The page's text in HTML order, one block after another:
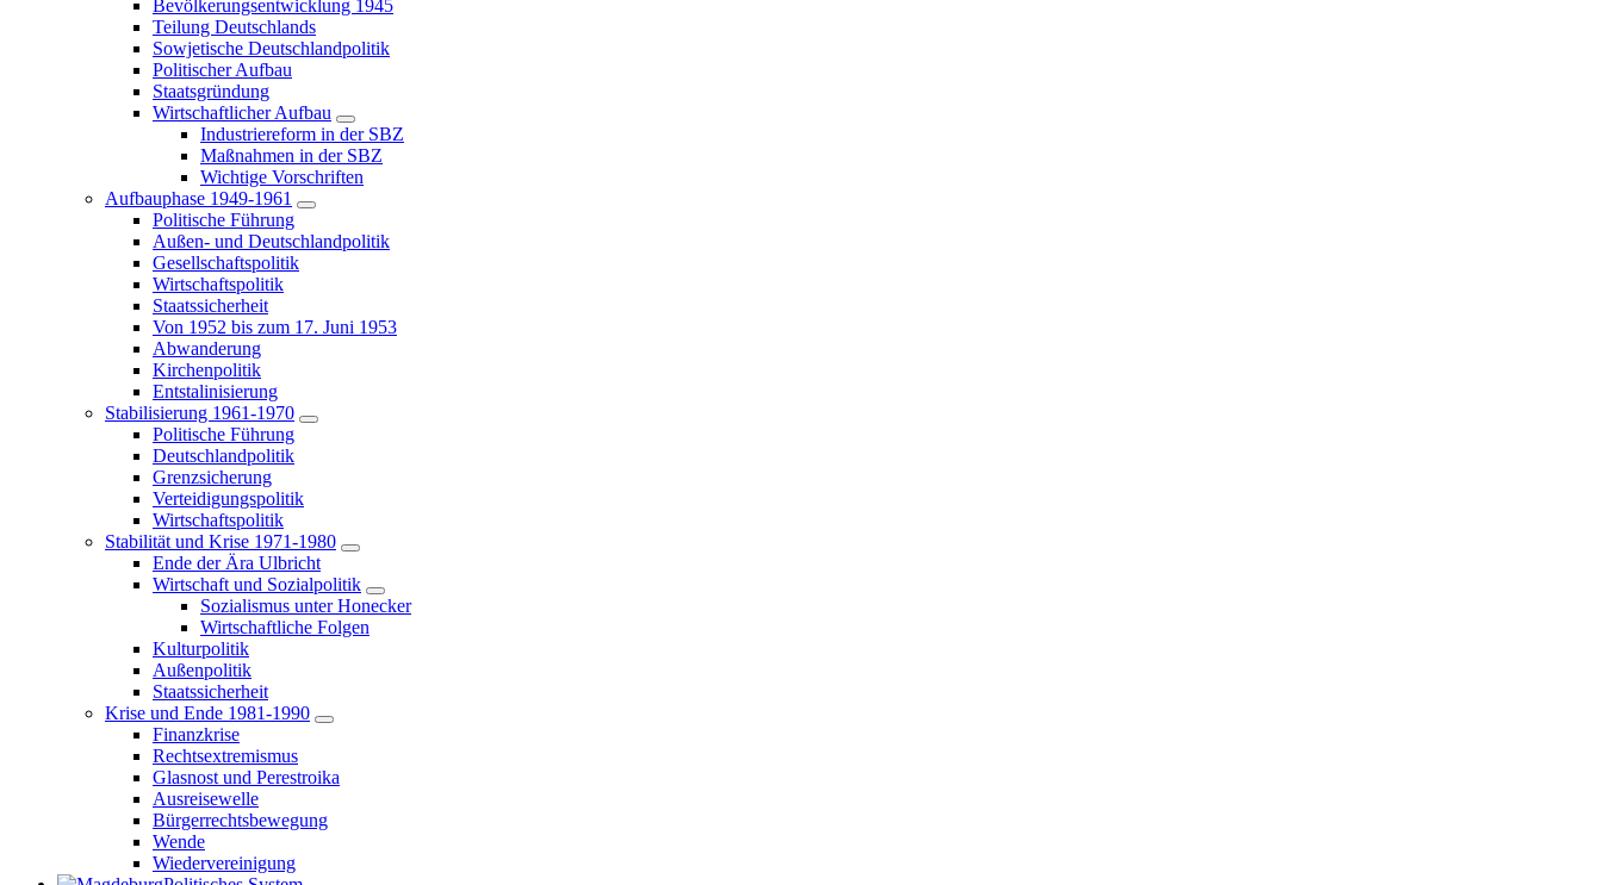
Bevölkerungsentwicklung 1945
Teilung Deutschlands
Sowjetische Deutschlandpolitik
Politischer Aufbau
Staatsgründung
Wirtschaftlicher Aufbau
Industriereform in der SBZ
Maßnahmen in der SBZ
Wichtige Vorschriften
Aufbauphase 1949-1961
Politische Führung
Außen- und Deutschlandpolitik
Gesellschaftspolitik
Wirtschaftspolitik
Staatssicherheit
Von 1952 bis zum 17. Juni 1953
Abwanderung
Kirchenpolitik
Entstalinisierung
Stabilisierung 1961-1970
Politische Führung
Deutschlandpolitik
Grenzsicherung
Verteidigungspolitik
Wirtschaftspolitik
Stabilität und Krise 1971-1980
Ende der Ära Ulbricht
Wirtschaft und Sozialpolitik
Sozialismus unter Honecker
Wirtschaftliche Folgen
Kulturpolitik
Außenpolitik
Staatssicherheit
Krise und Ende 1981-1990
Finanzkrise
Rechtsextremismus
Glasnost und Perestroika
Ausreisewelle
Bürgerrechtsbewegung
Wende
Wiedervereinigung